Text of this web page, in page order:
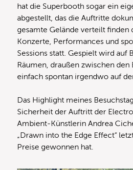
hat die Superbooth sogar ein
abgestellt, das die Auftritte
gesamte Gelände verteilt finden
Konzerte, Performances und
Sessions statt. Gespielt wird auf
Räumen, draußen zwischen den
einfach spontan irgendwo auf
Das Highlight meines
Sicherheit der Auftritt der
Ambient-Künstlerin Andrea
„Drawn into the Edge Effect“
Preise gewonnen hat.